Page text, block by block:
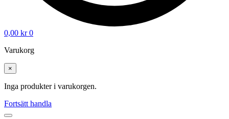
0,00 kr 0
Varukorg
×
Inga produkter i varukorgen.
Fortsätt handla